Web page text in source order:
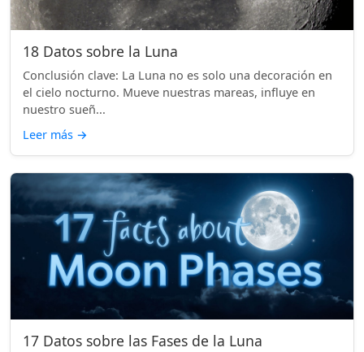
18 Datos sobre la Luna
Conclusión clave: La Luna no es solo una decoración en
el cielo nocturno. Mueve nuestras mareas, influye en
nuestro sueñ...
Leer más →
17 Datos sobre las Fases de la Luna